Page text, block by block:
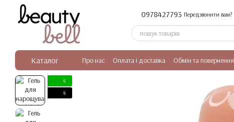
Перейти до основного контенту
0978427793 Передзвонити вам?
Каталог Про нас Оплата і доставка Обмін та повернення
4
4